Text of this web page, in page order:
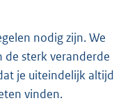
nodig zijn. We
sterk veranderde
je uiteindelijk altijd
vinden.